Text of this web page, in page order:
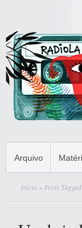
Arquivo
Início » Posts